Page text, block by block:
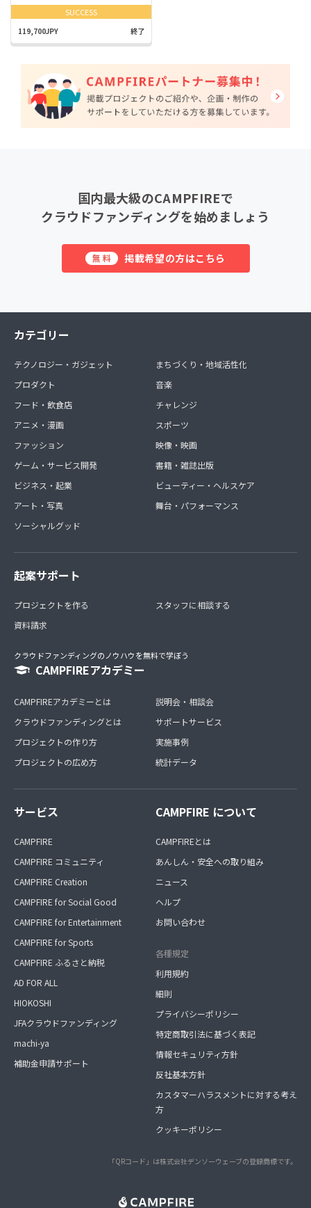
SUCCESS
119,700JPY 終了
国内最大級のCAMPFIREで
クラウドファンディングを始めましょう
無料 掲載希望の方はこちら
カテゴリー
テクノロジー・ガジェット
プロダクト
フード・飲食店
アニメ・漫画
ファッション
ゲーム・サービス開発
ビジネス・起業
アート・写真
ソーシャルグッド
まちづくり・地域活性化
音楽
チャレンジ
スポーツ
映像・映画
書籍・雑誌出版
ビューティー・ヘルスケア
舞台・パフォーマンス
起案サポート
プロジェクトを作る
資料請求
スタッフに相談する
クラウドファンディングのノウハウを無料で学ぼう
CAMPFIREアカデミー
CAMPFIREアカデミーとは
クラウドファンディングとは
プロジェクトの作り方
プロジェクトの広め方
説明会・相談会
サポートサービス
実施事例
統計データ
サービス
CAMPFIRE
CAMPFIRE コミュニティ
CAMPFIRE Creation
CAMPFIRE for Social Good
CAMPFIRE for Entertainment
CAMPFIRE for Sports
CAMPFIRE ふるさと納税
AD FOR ALL
HIOKOSHI
JFAクラウドファンディング
machi-ya
補助金申請サポート
CAMPFIRE について
CAMPFIREとは
あんしん・安全への取り組み
ニュース
ヘルプ
お問い合わせ
各種規定
利用規約
細則
プライバシーポリシー
特定商取引法に基づく表記
情報セキュリティ方針
反社基本方針
カスタマーハラスメントに対する考え
方
クッキーポリシー
「QRコード」は株式会社デンソーウェーブの登録商標です。